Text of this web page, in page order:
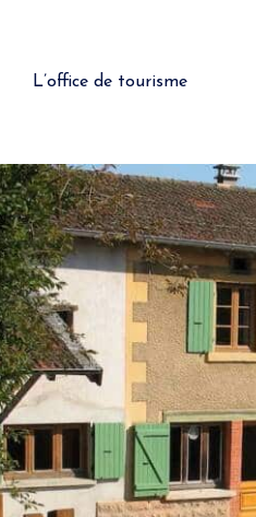
L’office de tourisme